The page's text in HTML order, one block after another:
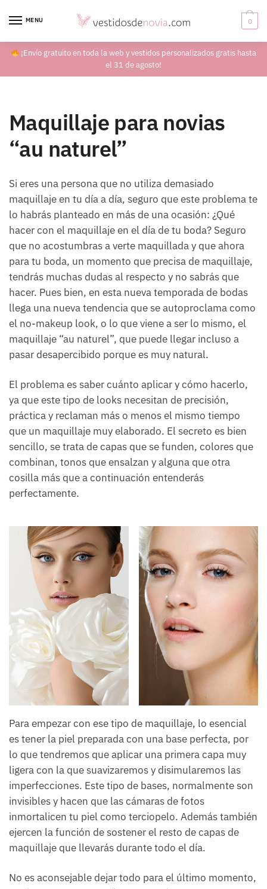
MENU 0
¡Envío gratuito en toda la web y vestidos personalizados gratis hasta
el 31 de agosto!
Maquillaje para novias
“au naturel”
Si eres una persona que no utiliza demasiado
maquillaje en tu día a día, seguro que este problema te
lo habrás planteado en más de una ocasión: ¿Qué
hacer con el maquillaje en el día de tu boda? Seguro
que no acostumbras a verte maquillada y que ahora
para tu boda, un momento que precisa de maquillaje,
tendrás muchas dudas al respecto y no sabrás que
hacer. Pues bien, en esta nueva temporada de bodas
llega una nueva tendencia que se autoproclama como
el no-makeup look, o lo que viene a ser lo mismo, el
maquillaje “au naturel”, que puede llegar incluso a
pasar desapercibido porque es muy natural.
El problema es saber cuánto aplicar y cómo hacerlo,
ya que este tipo de looks necesitan de precisión,
práctica y reclaman más o menos el mismo tiempo
que un maquillaje muy elaborado. El secreto es bien
sencillo, se trata de capas que se funden, colores que
combinan, tonos que ensalzan y alguna que otra
cosilla más que a continuación entenderás
perfectamente.
Para empezar con ese tipo de maquillaje, lo esencial
es tener la piel preparada con una base perfecta, por
lo que tendremos que aplicar una primera capa muy
ligera con la que suavizaremos y disimularemos las
imperfecciones. Este tipo de bases, normalmente son
invisibles y hacen que las cámaras de fotos
inmortalicen tu piel como terciopelo. Además también
ejercen la función de sostener el resto de capas de
maquillaje que llevarás durante todo el día.
No es aconsejable dejar todo para el último momento,